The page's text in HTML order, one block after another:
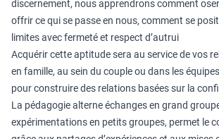
discernement, nous apprendrons comment
offrir ce qui se passe en nous, comment se
limites avec fermeté et respect d’autrui
Acquérir cette aptitude sera au service de vos
en famille, au sein du couple ou dans les
pour construire des relations basées sur la
La pédagogie alterne échanges en grand
expérimentations en petits groupes, permet le